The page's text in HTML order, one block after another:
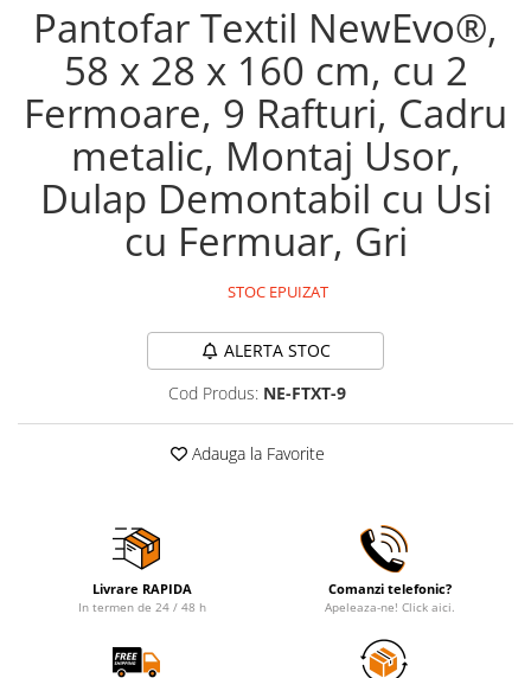
Pantofar Textil NewEvo®,
58 x 28 x 160 cm, cu 2
Fermoare, 9 Rafturi, Cadru
metalic, Montaj Usor,
Dulap Demontabil cu Usi
cu Fermuar, Gri
STOC EPUIZAT
ALERTA STOC
Cod Produs: NE-FTXT-9
Adauga la Favorite
Livrare RAPIDA
In termen de 24 / 48 h
Comanzi telefonic?
Apeleaza-ne! Click aici.